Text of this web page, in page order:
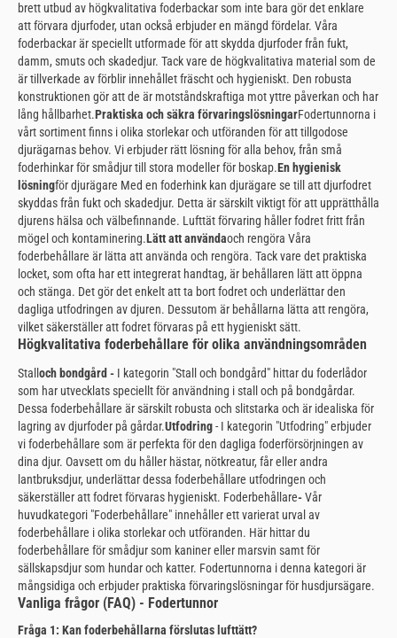
brett utbud av högkvalitativa foderbackar som inte bara gör det enklare
att förvara djurfoder, utan också erbjuder en mängd fördelar. Våra
foderbackar är speciellt utformade för att skydda djurfoder från fukt,
damm, smuts och skadedjur. Tack vare de högkvalitativa material som de
är tillverkade av förblir innehållet fräscht och hygieniskt. Den robusta
konstruktionen gör att de är motståndskraftiga mot yttre påverkan och har
lång hållbarhet.Praktiska och säkra förvaringslösningarFodertunnorna i
vårt sortiment finns i olika storlekar och utföranden för att tillgodose
djurägarnas behov. Vi erbjuder rätt lösning för alla behov, från små
foderhinkar för smådjur till stora modeller för boskap.En hygienisk
lösningför djurägare Med en foderhink kan djurägare se till att djurfodret
skyddas från fukt och skadedjur. Detta är särskilt viktigt för att upprätthålla
djurens hälsa och välbefinnande. Lufttät förvaring håller fodret fritt från
mögel och kontaminering.Lätt att användaoch rengöra Våra
foderbehållare är lätta att använda och rengöra. Tack vare det praktiska
locket, som ofta har ett integrerat handtag, är behållaren lätt att öppna
och stänga. Det gör det enkelt att ta bort fodret och underlättar den
dagliga utfodringen av djuren. Dessutom är behållarna lätta att rengöra,
vilket säkerställer att fodret förvaras på ett hygieniskt sätt.
Högkvalitativa foderbehållare för olika användningsområden
Stall och bondgård - I kategorin "Stall och bondgård" hittar du foderlådor
som har utvecklats speciellt för användning i stall och på bondgårdar.
Dessa foderbehållare är särskilt robusta och slitstarka och är idealiska för
lagring av djurfoder på gårdar.Utfodring- I kategorin "Utfodring" erbjuder
vi foderbehållare som är perfekta för den dagliga foderförsörjningen av
dina djur. Oavsett om du håller hästar, nötkreatur, får eller andra
lantbruksdjur, underlättar dessa foderbehållare utfodringen och
säkerställer att fodret förvaras hygieniskt. Foderbehållare-Vår
huvudkategori "Foderbehållare" innehåller ett varierat urval av
foderbehållare i olika storlekar och utföranden. Här hittar du
foderbehållare för smådjur som kaniner eller marsvin samt för
sällskapsdjur som hundar och katter. Fodertunnorna i denna kategori är
mångsidiga och erbjuder praktiska förvaringslösningar för husdjursägare.
Vanliga frågor (FAQ) - Fodertunnor
Fråga 1: Kan foderbehållarna förslutas lufttätt?